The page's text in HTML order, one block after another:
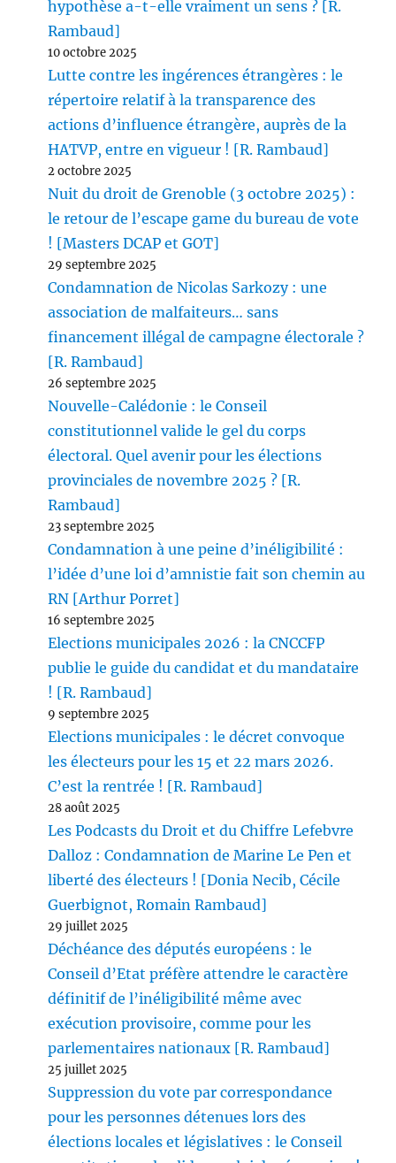
hypothèse a-t-elle vraiment un sens ? [R.
Rambaud]
10 octobre 2025
Lutte contre les ingérences étrangères : le
répertoire relatif à la transparence des
actions d’influence étrangère, auprès de la
HATVP, entre en vigueur ! [R. Rambaud]
2 octobre 2025
Nuit du droit de Grenoble (3 octobre 2025) :
le retour de l’escape game du bureau de vote
! [Masters DCAP et GOT]
29 septembre 2025
Condamnation de Nicolas Sarkozy : une
association de malfaiteurs… sans
financement illégal de campagne électorale ?
[R. Rambaud]
26 septembre 2025
Nouvelle-Calédonie : le Conseil
constitutionnel valide le gel du corps
électoral. Quel avenir pour les élections
provinciales de novembre 2025 ? [R.
Rambaud]
23 septembre 2025
Condamnation à une peine d’inéligibilité :
l’idée d’une loi d’amnistie fait son chemin au
RN [Arthur Porret]
16 septembre 2025
Elections municipales 2026 : la CNCCFP
publie le guide du candidat et du mandataire
! [R. Rambaud]
9 septembre 2025
Elections municipales : le décret convoque
les électeurs pour les 15 et 22 mars 2026.
C’est la rentrée ! [R. Rambaud]
28 août 2025
Les Podcasts du Droit et du Chiffre Lefebvre
Dalloz : Condamnation de Marine Le Pen et
liberté des électeurs ! [Donia Necib, Cécile
Guerbignot, Romain Rambaud]
29 juillet 2025
Déchéance des députés européens : le
Conseil d’Etat préfère attendre le caractère
définitif de l’inéligibilité même avec
exécution provisoire, comme pour les
parlementaires nationaux [R. Rambaud]
25 juillet 2025
Suppression du vote par correspondance
pour les personnes détenues lors des
élections locales et législatives : le Conseil